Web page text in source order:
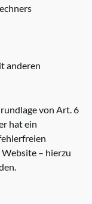
anderen
von Art. 6
hat ein
– hierzu